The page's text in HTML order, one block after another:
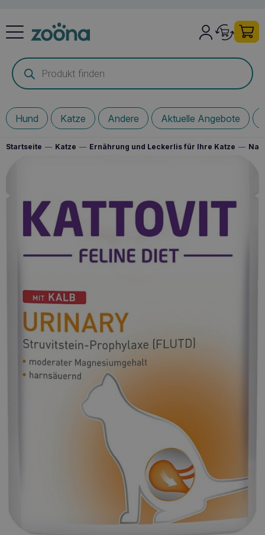
Products
search
Hund Katze Andere Aktuelle Angebote
Startseite — Katze — Ernährung und Leckerlis für Ihre Katze —